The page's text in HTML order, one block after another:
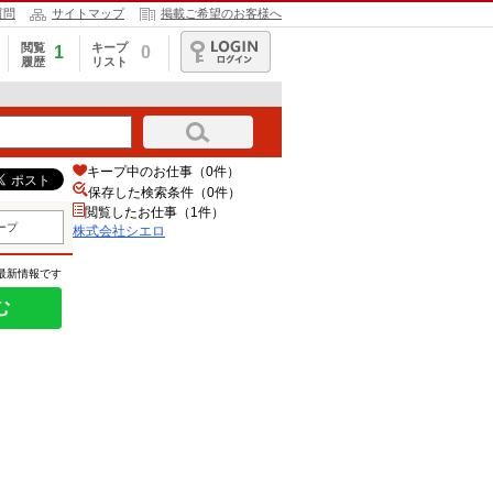
問 サイトマップ 掲載ご希望のお客様へ
閲覧
履歴
1
キープ
リスト
0
ログイン
プ
新情報です
キープ中のお仕事（0件）
保存した検索条件（0件）
閲覧したお仕事（1件）
株式会社シエロ